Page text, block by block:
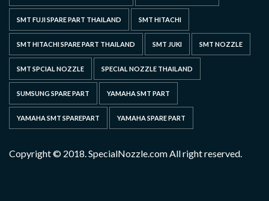
SMT FUJI SPARE PART THAILAND SMT HITACHI
SMT HITACHI SPARE PART THAILAND SMT JUKI SMT NOZZLE
SMT SPCIAL NOZZLE SPECIAL NOZZLE THAILAND
SUMSUNG SPARE PART YAMAHA SMT PART
YAMAHA SMT SPAREPART YAMAHA SPARE PART
Copyright © 2018. SpecialNozzle.com All right reserved.